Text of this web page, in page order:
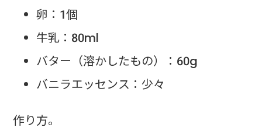
卵：1個
牛乳：80ml
バター（溶かしたもの）：60g
バニラエッセンス：少々
作り方。